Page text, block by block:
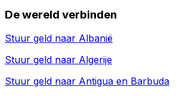
De wereld verbinden
Stuur geld naar Albanië
Stuur geld naar Algerije
Stuur geld naar Antigua en Barbuda